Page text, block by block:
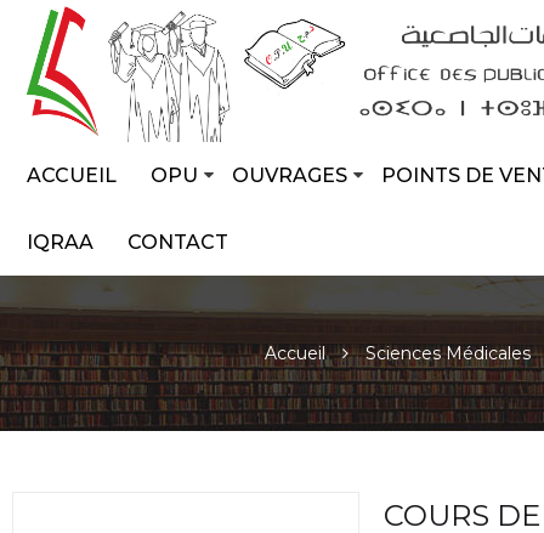
ACCUEIL OPU OUVRAGES POINTS DE
IQRAA CONTACT
Accueil Sciences Médicales
COURS